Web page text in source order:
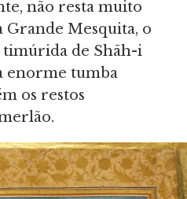
não resta muito
Grande Mesquita, o
timúrida de Shāh-i
enorme tumba
os restos